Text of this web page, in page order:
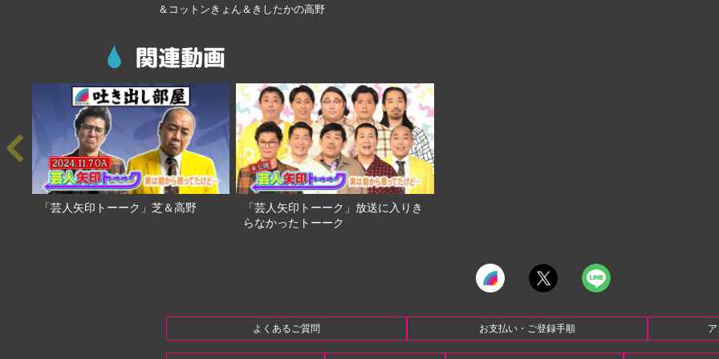
＆コットンきょん＆きしたかの高野
関連動画
「芸人矢印トーーク」芝＆高野
「芸人矢印トーーク」放送に入りき
らなかったトーーク
よくあるご質問 お支払い・ご登録手順